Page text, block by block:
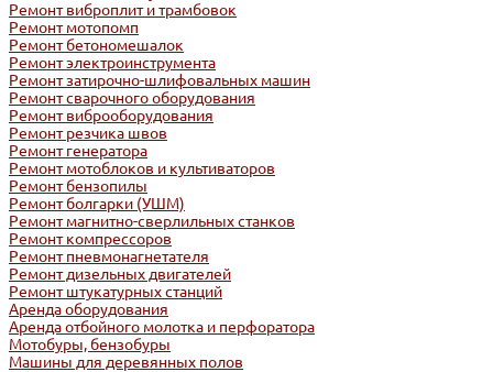
Ремонт виброплит и трамбовок
Ремонт мотопомп
Ремонт бетономешалок
Ремонт электроинструмента
Ремонт затирочно-шлифовальных машин
Ремонт сварочного оборудования
Ремонт виброоборудования
Ремонт резчика швов
Ремонт генератора
Ремонт мотоблоков и культиваторов
Ремонт бензопилы
Ремонт болгарки (УШМ)
Ремонт магнитно-сверлильных станков
Ремонт компрессоров
Ремонт пневмонагнетателя
Ремонт дизельных двигателей
Ремонт штукатурных станций
Аренда оборудования
Аренда отбойного молотка и перфоратора
Мотобуры, бензобуры
Машины для деревянных полов